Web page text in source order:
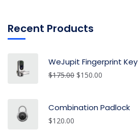
Recent Products
WeJupit Fingerprint Key
$175.00 $150.00
Combination Padlock
$120.00